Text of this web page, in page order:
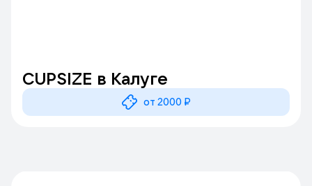
CUPSIZE в Калуге
от 2000 ₽